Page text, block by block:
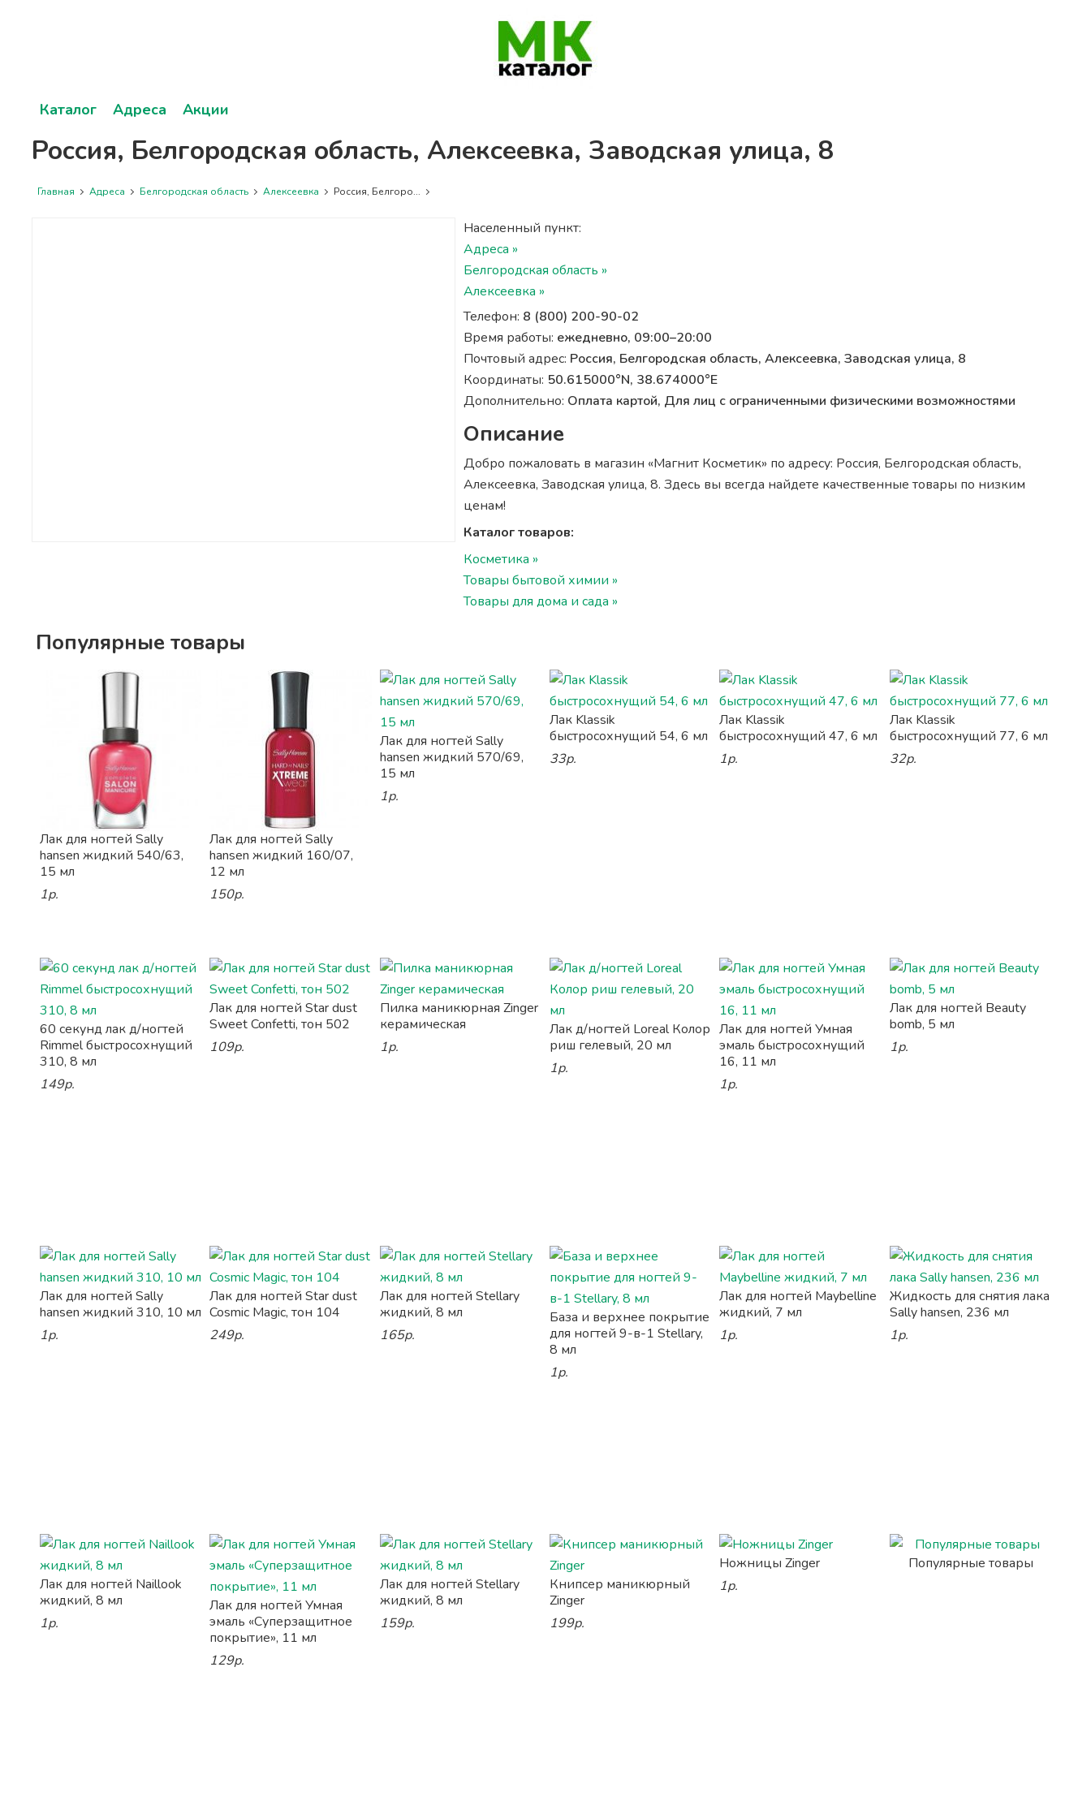
Каталог Адреса Акции
Россия, Белгородская область, Алексеевка, Заводская улица, 8
Главная Адреса Белгородская область Алексеевка Россия, Белгоро...
Населенный пункт:
Адреса »
Белгородская область »
Алексеевка »
Телефон: 8 (800) 200-90-02
Время работы: ежедневно, 09:00–20:00
Почтовый адрес: Россия, Белгородская область, Алексеевка, Заводская улица, 8
Координаты: 50.615000°N, 38.674000°E
Дополнительно: Оплата картой, Для лиц с ограниченными физическими возможностями
Описание
Добро пожаловать в магазин «Магнит Косметик» по адресу: Россия, Белгородская область,
Алексеевка, Заводская улица, 8. Здесь вы всегда найдете качественные товары по низким
ценам!
Каталог товаров:
Косметика »
Товары бытовой химии »
Товары для дома и сада »
Популярные товары
Лак для ногтей Sally
hansen жидкий 540/63,
15 мл
1р.
Лак для ногтей Sally
hansen жидкий 160/07,
12 мл
150р.
Лак для ногтей Sally
hansen жидкий 570/69,
15 мл
1р.
Лак Klassik
быстросохнущий 54, 6 мл
33р.
Лак Klassik
быстросохнущий 47, 6 мл
1р.
Лак Klassik
быстросохнущий 77, 6 мл
32р.
60 секунд лак д/ногтей
Rimmel быстросохнущий
310, 8 мл
149р.
Лак для ногтей Star dust
Sweet Confetti, тон 502
109р.
Пилка маникюрная Zinger
керамическая
1р.
Лак д/ногтей Loreal Колор
риш гелевый, 20 мл
1р.
Лак для ногтей Умная
эмаль быстросохнущий
16, 11 мл
1р.
Лак для ногтей Beauty
bomb, 5 мл
1р.
Лак для ногтей Sally
hansen жидкий 310, 10 мл
1р.
Лак для ногтей Star dust
Cosmic Magic, тон 104
249р.
Лак для ногтей Stellary
жидкий, 8 мл
165р.
База и верхнее покрытие
для ногтей 9-в-1 Stellary,
8 мл
1р.
Лак для ногтей Maybelline
жидкий, 7 мл
1р.
Жидкость для снятия лака
Sally hansen, 236 мл
1р.
Лак для ногтей Naillook
жидкий, 8 мл
1р.
Лак для ногтей Умная
эмаль «Суперзащитное
покрытие», 11 мл
129р.
Лак для ногтей Stellary
жидкий, 8 мл
159р.
Книпсер маникюрный
Zinger
199р.
Ножницы Zinger
1р.
Популярные товары